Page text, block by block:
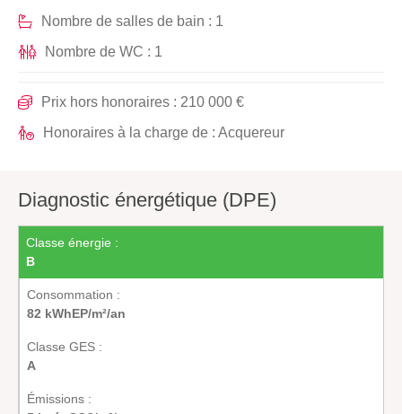
Nombre de salles de bain : 1
Nombre de WC : 1
Prix hors honoraires : 210 000 €
Honoraires à la charge de : Acquereur
Diagnostic énergétique (DPE)
Classe énergie :
B
Consommation :
82 kWhEP/m²/an
Classe GES :
A
Émissions :